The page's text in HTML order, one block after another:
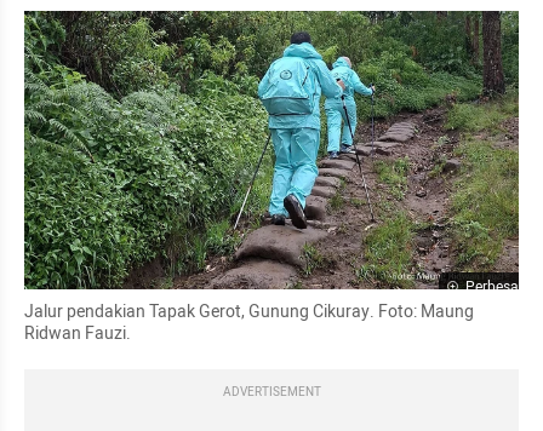
Perbesar
Jalur pendakian Tapak Gerot, Gunung Cikuray. Foto: Maung
Ridwan Fauzi.
ADVERTISEMENT